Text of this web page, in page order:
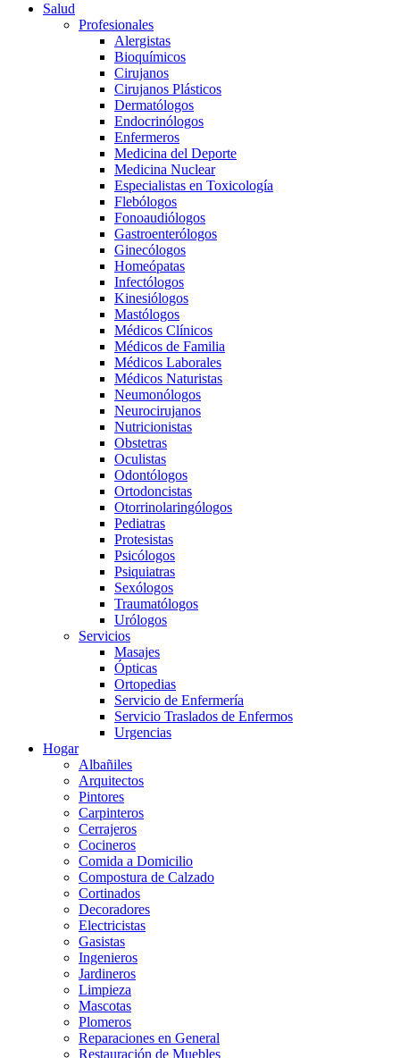
Salud
Profesionales
Alergistas
Bioquímicos
Cirujanos
Cirujanos Plásticos
Dermatólogos
Endocrinólogos
Enfermeros
Medicina del Deporte
Medicina Nuclear
Especialistas en Toxicología
Flebólogos
Fonoaudiólogos
Gastroenterólogos
Ginecólogos
Homeópatas
Infectólogos
Kinesiólogos
Mastólogos
Médicos Clínicos
Médicos de Familia
Médicos Laborales
Médicos Naturistas
Neumonólogos
Neurocirujanos
Nutricionistas
Obstetras
Oculistas
Odontólogos
Ortodoncistas
Otorrinolaringólogos
Pediatras
Protesistas
Psicólogos
Psiquiatras
Sexólogos
Traumatólogos
Urólogos
Servicios
Masajes
Ópticas
Ortopedias
Servicio de Enfermería
Servicio Traslados de Enfermos
Urgencias
Hogar
Albañiles
Arquitectos
Pintores
Carpinteros
Cerrajeros
Cocineros
Comida a Domicilio
Compostura de Calzado
Cortinados
Decoradores
Electricistas
Gasistas
Ingenieros
Jardineros
Limpieza
Mascotas
Plomeros
Reparaciones en General
Restauración de Muebles